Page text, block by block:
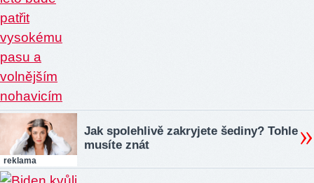
reklama
Jak spolehlivě zakryjete šediny? Tohle
musíte znát